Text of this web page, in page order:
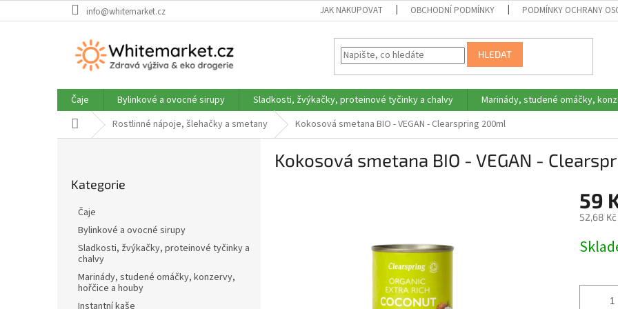
na
info@whitemarket.cz JAK NAKUPOVAT OBCHODNÍ PODMÍNKY PODMÍNKY OCHRANY
HLEDAT
Čaje Bylinkové a ovocné sirupy Sladkosti, žvýkačky, proteinové tyčinky a chalvy Marinády, studené omáčky,
Domů Rostlinné nápoje, šlehačky a smetany Kokosová smetana BIO - VEGAN - Clearspring 200ml
kategorie
Kategorie
Čaje
Bylinkové a ovocné sirupy
Sladkosti, žvýkačky, proteinové tyčinky a
chalvy
Marinády, studené omáčky, konzervy,
hořčice a houby
Instantní kaše
Kokosová smetana BIO - VEGAN -
59
52,68 Kč
cena: